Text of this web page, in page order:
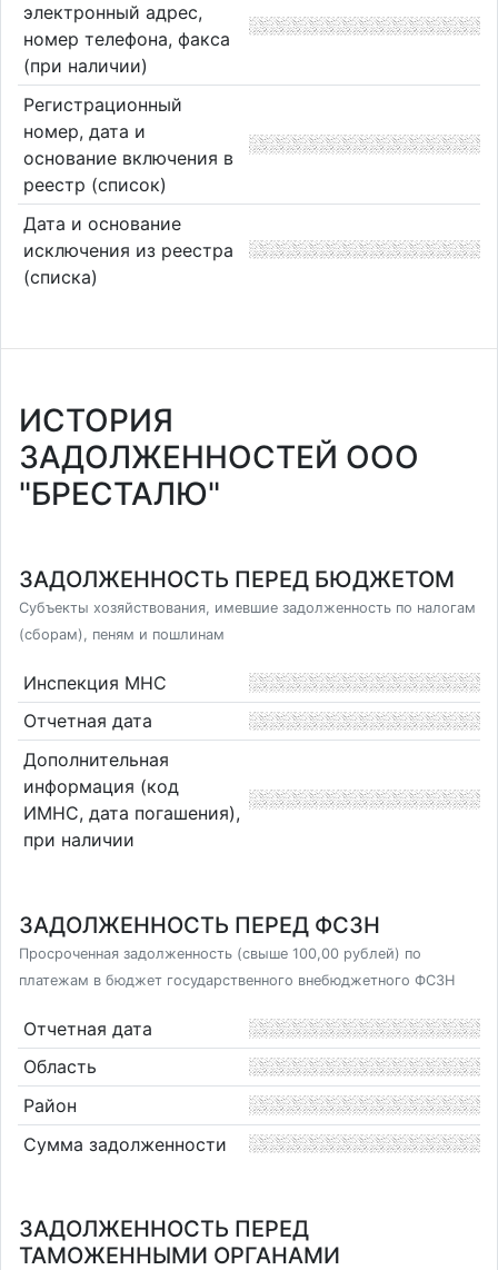
электронный адрес,
номер телефона, факса
(при наличии)
Регистрационный
номер, дата и
основание включения в
реестр (список)
Дата и основание
исключения из реестра
(списка)
ИСТОРИЯ
ЗАДОЛЖЕННОСТЕЙ ООО
"БРЕСТАЛЮ"
ЗАДОЛЖЕННОСТЬ ПЕРЕД БЮДЖЕТОМ
Субъекты хозяйствования, имевшие задолженность по налогам
(сборам), пеням и пошлинам
Инспекция МНС
Отчетная дата
Дополнительная
информация (код
ИМНС, дата погашения),
при наличии
ЗАДОЛЖЕННОСТЬ ПЕРЕД ФСЗН
Просроченная задолженность (свыше 100,00 рублей) по
платежам в бюджет государственного внебюджетного ФСЗН
Отчетная дата
Область
Район
Сумма задолженности
ЗАДОЛЖЕННОСТЬ ПЕРЕД
ТАМОЖЕННЫМИ ОРГАНАМИ